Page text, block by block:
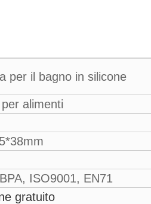
per il bagno in silicone
alimenti
ISO9001, EN71
gratuito